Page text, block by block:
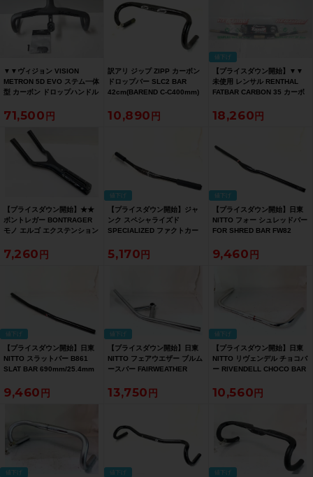
▼▼ヴィジョン VISION
METRON 5D EVO ステム一体
型 カーボン ドロップハンドル
ラダイス福岡より配送）
71,500
訳アリ ジップ ZIPP カーボン
ドロップバー SLC2 BAR
42cm(BAREND C-C400mm)
10,890
値下げ
【プライスダウン開始】▼▼
未使用 レンサル RENTHAL
FATBAR CARBON 35 カーボ
800mm（サイクルパラダイス
福岡より配送）【お買い得
18,260
【プライスダウン開始】★★
ボントレガー BONTRAGER
モノ エルゴ エクステンション
Short (332mm) TTバイク用
DHハンドルバー（サイクルパ
7,260
値下げ
【プライスダウン開始】ジャ
ンク スペシャライズド
SPECIALIZED ファクトカー
FACT CARBON RISER BAR
720mm/31.8mm【お買い得
5,170
値下げ
【プライスダウン開始】日東
NITTO フォー シュレッドバー
FOR SHRED BAR FW82
ー【お買い得SALE】
9,460
値下げ
【プライスダウン開始】日東
NITTO スラットバー B861
SLAT BAR 690mm/25.4mm
SALE】
9,460
値下げ
【プライスダウン開始】日東
NITTO フェアウエザー ブルム
ースバー FAIRWEATHER
710mm フラットバー【お買
い得SALE】
13,750
値下げ
【プライスダウン開始】日東
NITTO リヴェンデル チョコバ
ー RIVENDELL CHOCO BAR
ドル【お買い得SALE】
10,560
値下げ 値下げ 値下げ